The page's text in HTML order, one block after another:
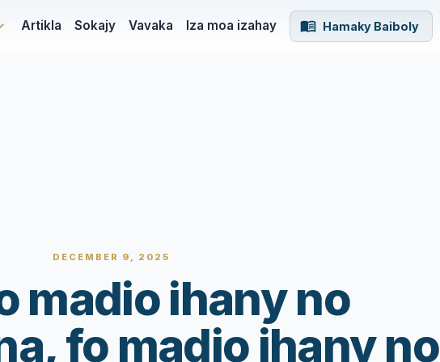
Artikla Sokajy Vavaka Iza moa izahay Hamaky Baiboly
DECEMBER 9, 2025
madio ihany no
fo madio ihany no